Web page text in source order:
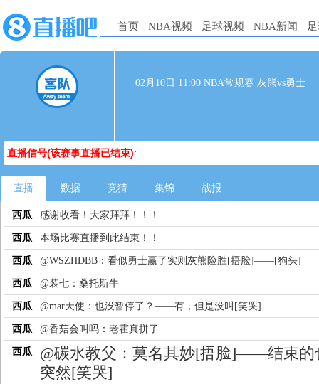
首页 NBA视频 足球视频 NBA新闻
02月10日 11:00 NBA常规赛 灰熊vs勇士
直播信号(该赛事直播已结束):
直播 数据 竞猜 集锦 战报
西瓜 感谢收看！大家拜拜！！！
西瓜 本场比赛直播到此结束！！
西瓜 @WSZHDBB：看似勇士赢了实则灰熊险胜[捂脸]——[狗头]
西瓜 @装七：桑托斯牛
西瓜 @mar天使：也没暂停了？——有，但是没叫[笑哭]
西瓜 @香菇会叫吗：老霍真拼了
西瓜
@碳水教父：莫名其妙[捂脸]——结束的
突然[笑哭]